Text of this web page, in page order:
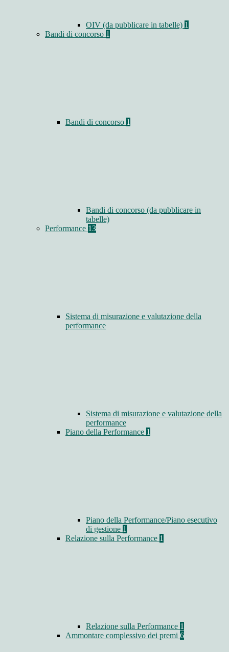
OIV (da pubblicare in tabelle) 1
Bandi di concorso 1
Bandi di concorso 1
Bandi di concorso (da pubblicare in
tabelle)
Performance 13
Sistema di misurazione e valutazione della
performance
Sistema di misurazione e valutazione della
performance
Piano della Performance 1
Piano della Performance/Piano esecutivo
di gestione 1
Relazione sulla Performance 1
Relazione sulla Performance 1
Ammontare complessivo dei premi 6